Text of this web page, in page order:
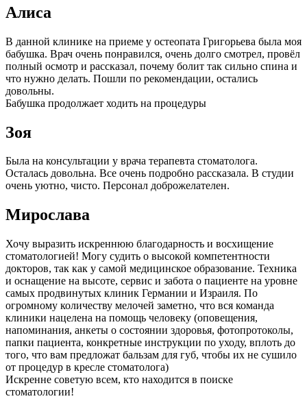
Алиса
В данной клинике на приеме у остеопата Григорьева была моя
бабушка. Врач очень понравился, очень долго смотрел, провёл
полный осмотр и рассказал, почему болит так сильно спина и
что нужно делать. Пошли по рекомендации, остались
довольны.
Бабушка продолжает ходить на процедуры
Зоя
Была на консультации у врача терапевта стоматолога.
Осталась довольна. Все очень подробно рассказала. В студии
очень уютно, чисто. Персонал доброжелателен.
Мирослава
Хочу выразить искреннюю благодарность и восхищение
стоматологией! Могу судить о высокой компетентности
докторов, так как у самой медицинское образование. Техника
и оснащение на высоте, сервис и забота о пациенте на уровне
самых продвинутых клиник Германии и Израиля. По
огромному количеству мелочей заметно, что вся команда
клиники нацелена на помощь человеку (оповещения,
напоминания, анкеты о состоянии здоровья, фотопротоколы,
папки пациента, конкретные инструкции по уходу, вплоть до
того, что вам предложат бальзам для губ, чтобы их не сушило
от процедур в кресле стоматолога)
Искренне советую всем, кто находится в поиске
стоматологии!